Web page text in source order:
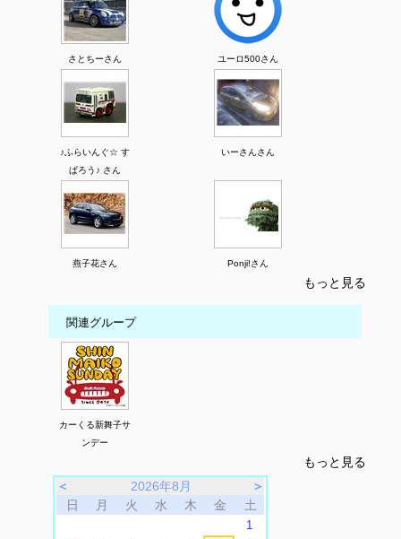
さとちーさん ユーロ500さん
♪ふらいんぐ☆ す
ぱろう♪ さん
いーさんさん
燕子花さん Ponji!さん
もっと見る
関連グループ
カーくる新舞子サ
ンデー
もっと見る
＜
2026年8月
＞
日
月 火 水 木 金 土
1